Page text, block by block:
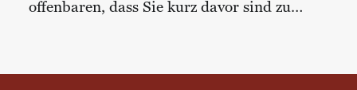
offenbaren, dass Sie kurz davor sind zu…